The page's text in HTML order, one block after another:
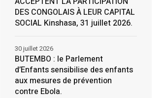
DES CONGOLAIS À LEUR CAPITAL
SOCIAL Kinshasa, 31 juillet 2026.
BUTEMBO : le Parlement
d’Enfants sensibilise des enfants
aux mesures de prévention
contre Ebola.
30 juillet 2026